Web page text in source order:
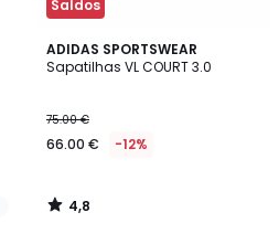
Saldos
ADIDAS SPORTSWEAR
Sapatilhas VL COURT 3.0
75.00 €
66.00 € -12%
4,8
/ 5
4,8
/